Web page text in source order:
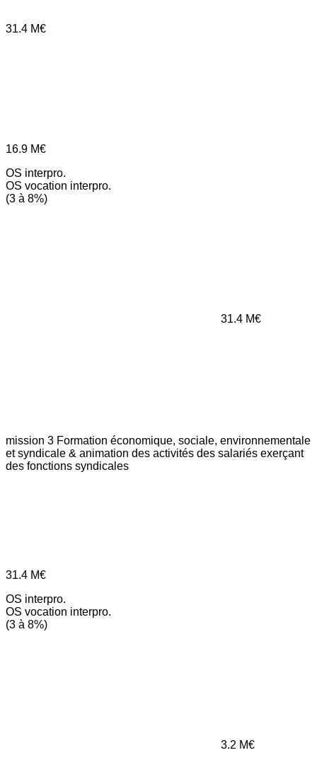
31.4 M€
16.9 M€
OS interpro.
OS vocation interpro.
(3 à 8%)
31.4 M€
mission 3 Formation économique, sociale, environnementale
et syndicale & animation des activités des salariés exerçant
des fonctions syndicales
31.4 M€
OS interpro.
OS vocation interpro.
(3 à 8%)
3.2 M€